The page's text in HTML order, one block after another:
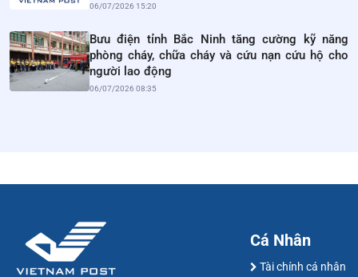
06/07/2026 15:20
Bưu điện tỉnh Bắc Ninh tăng cường kỹ năng
phòng cháy, chữa cháy và cứu nạn cứu hộ cho
người lao động
06/07/2026 08:35
Cá Nhân
Tài chính cá nhân